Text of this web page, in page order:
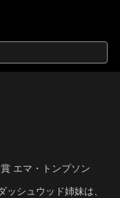
エマ・トンプソン
ッシュウッド姉妹は、